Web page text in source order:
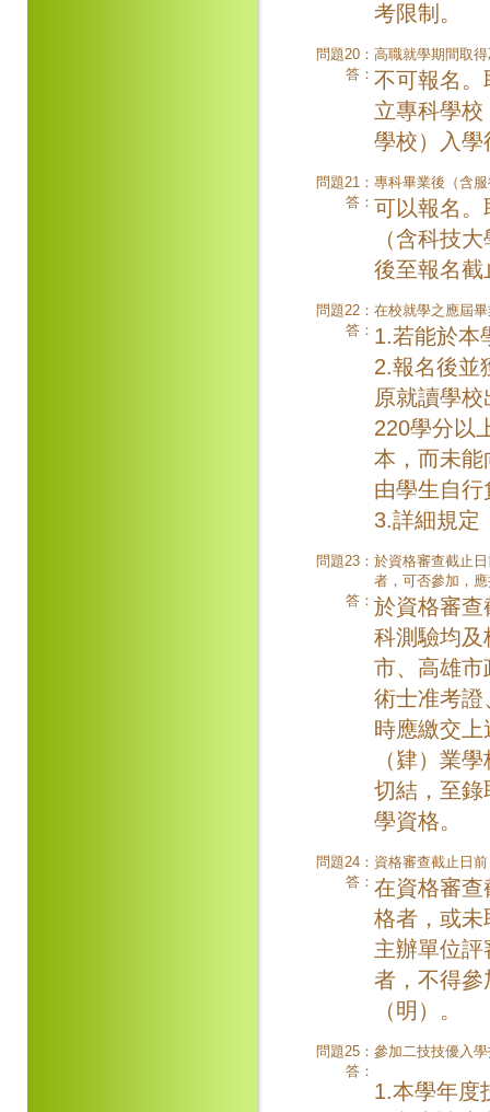
考限制。
問題20： 高職就學期間取
答： 不可報名。
立專科學
學校）入學
問題21： 專科畢業後（含
答： 可以報名。
（含科技
後至報名截
問題22： 在校就學之應屆
答： 1.若能於本
2.報名後並
原就讀學
220學分以
本，而未能
由學生自行
3.詳細規定
問題23： 於資格審查截止
者，可否參加，
答： 於資格審查
科測驗均及
市、高雄市
術士准考證
時應繳交
（肄）業
切結，至錄
學資格。
問題24： 資格審查截止日
答： 在資格審查
格者，或未
主辦單位
者，不得參
（明）。
問題25： 參加二技技優入
答：
1.本學年度